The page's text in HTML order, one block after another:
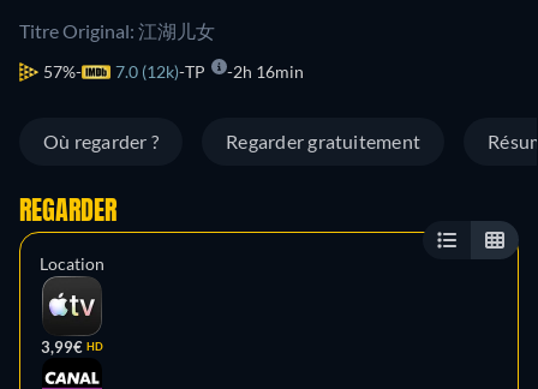
Titre Original: 江湖儿女
57% 7.0 (12k) TP 2h 16min
Où regarder ? Regarder gratuitement
REGARDER
Location
3,99€ HD